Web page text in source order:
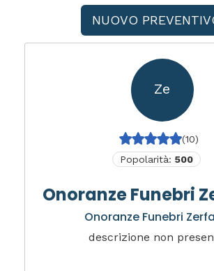
NUOVO
Ze
(10)
Popolarità: 500
Onoranze Funebri
Onoranze Funebri
descrizione non